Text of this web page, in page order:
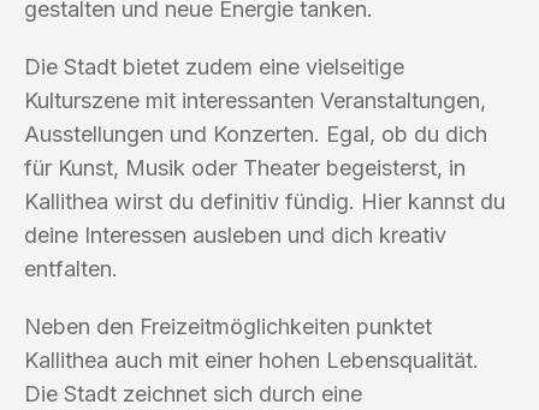
gestalten und neue Energie tanken.
Die Stadt bietet zudem eine vielseitige
Kulturszene mit interessanten Veranstaltungen,
Ausstellungen und Konzerten. Egal, ob du dich
für Kunst, Musik oder Theater begeisterst, in
Kallithea wirst du definitiv fündig. Hier kannst du
deine Interessen ausleben und dich kreativ
entfalten.
Neben den Freizeitmöglichkeiten punktet
Kallithea auch mit einer hohen Lebensqualität.
Die Stadt zeichnet sich durch eine